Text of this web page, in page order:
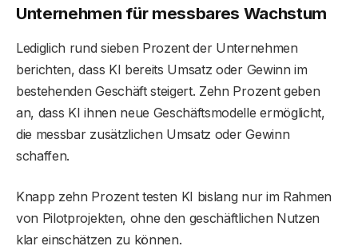
Unternehmen für messbares Wachstum
Lediglich rund sieben Prozent der Unternehmen
berichten, dass KI bereits Umsatz oder Gewinn im
bestehenden Geschäft steigert. Zehn Prozent geben
an, dass KI ihnen neue Geschäftsmodelle ermöglicht,
die messbar zusätzlichen Umsatz oder Gewinn
schaffen.
Knapp zehn Prozent testen KI bislang nur im Rahmen
von Pilotprojekten, ohne den geschäftlichen Nutzen
klar einschätzen zu können.